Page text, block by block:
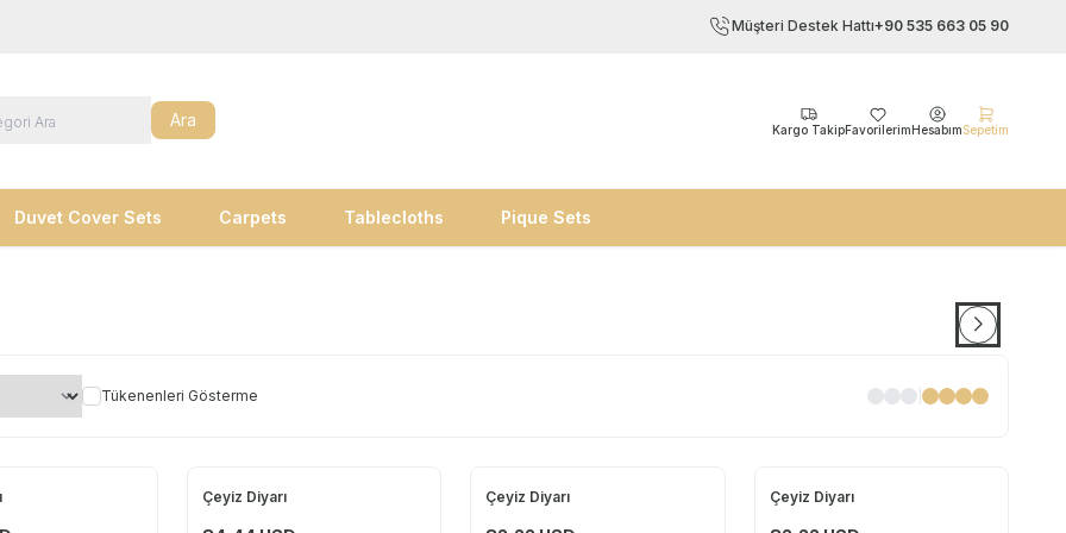
Müşteri Destek Hattı+90 535 663 05 90
Ara Kargo TakipFavorilerim HesabımSepetim
Duvet Cover Sets Carpets Tablecloths Pique Sets
Tükenenleri Gösterme
Yeni
Çeyiz Diyarı Yeni
Çeyiz Diyarı Yeni
Çeyiz Diyarı